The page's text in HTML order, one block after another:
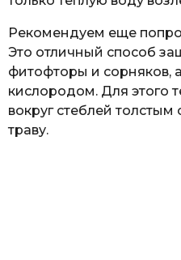
Рекомендуем еще
Это отличный способ
фитофторы и сорняков,
кислородом. Для этого
вокруг стеблей
траву.